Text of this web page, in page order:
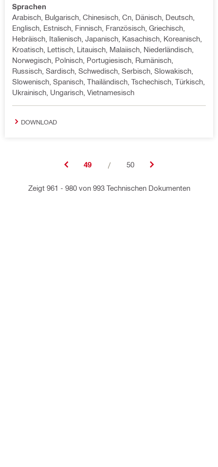
Sprachen
Arabisch, Bulgarisch, Chinesisch, Cn, Dänisch, Deutsch,
Englisch, Estnisch, Finnisch, Französisch, Griechisch,
Hebräisch, Italienisch, Japanisch, Kasachisch, Koreanisch,
Kroatisch, Lettisch, Litauisch, Malaiisch, Niederländisch,
Norwegisch, Polnisch, Portugiesisch, Rumänisch,
Russisch, Sardisch, Schwedisch, Serbisch, Slowakisch,
Slowenisch, Spanisch, Thailändisch, Tschechisch, Türkisch,
Ukrainisch, Ungarisch, Vietnamesisch
DOWNLOAD
49 / 50
Zeigt 961 - 980 von 993 Technischen Dokumenten